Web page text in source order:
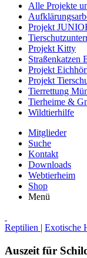
Alle Projekte
Projekt
Projekt Kitty
Straßenkatzen
Projekt
Projekt
Tierrettung
Tierheime &
Wildtierhilfe
Mitglieder
Suche
Kontakt
Downloads
Webtierheim
Shop
Menü
Reptilien | Exotische
Auszeit für